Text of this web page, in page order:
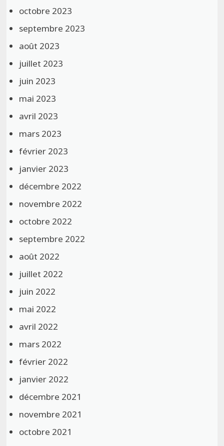
octobre 2023
septembre 2023
août 2023
juillet 2023
juin 2023
mai 2023
avril 2023
mars 2023
février 2023
janvier 2023
décembre 2022
novembre 2022
octobre 2022
septembre 2022
août 2022
juillet 2022
juin 2022
mai 2022
avril 2022
mars 2022
février 2022
janvier 2022
décembre 2021
novembre 2021
octobre 2021